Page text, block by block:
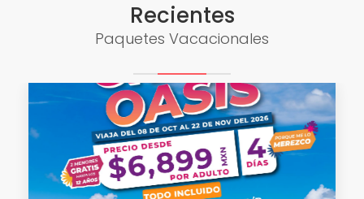
Recientes
Paquetes Vacacionales